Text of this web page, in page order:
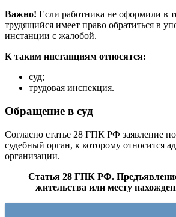
Важно! Если работника не оформили в
трудящийся имеет право обратиться в
инстанции с жалобой.
К таким инстанциям относятся:
суд;
трудовая инспекция.
Обращение в суд
Согласно статье 28 ГПК РФ заявление
судебный орган, к которому относится
организации.
Статья 28 ГПК РФ.
жительства или месту